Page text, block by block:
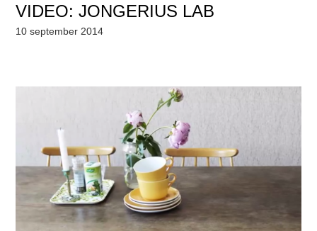
VIDEO: JONGERIUS LAB
10 september 2014